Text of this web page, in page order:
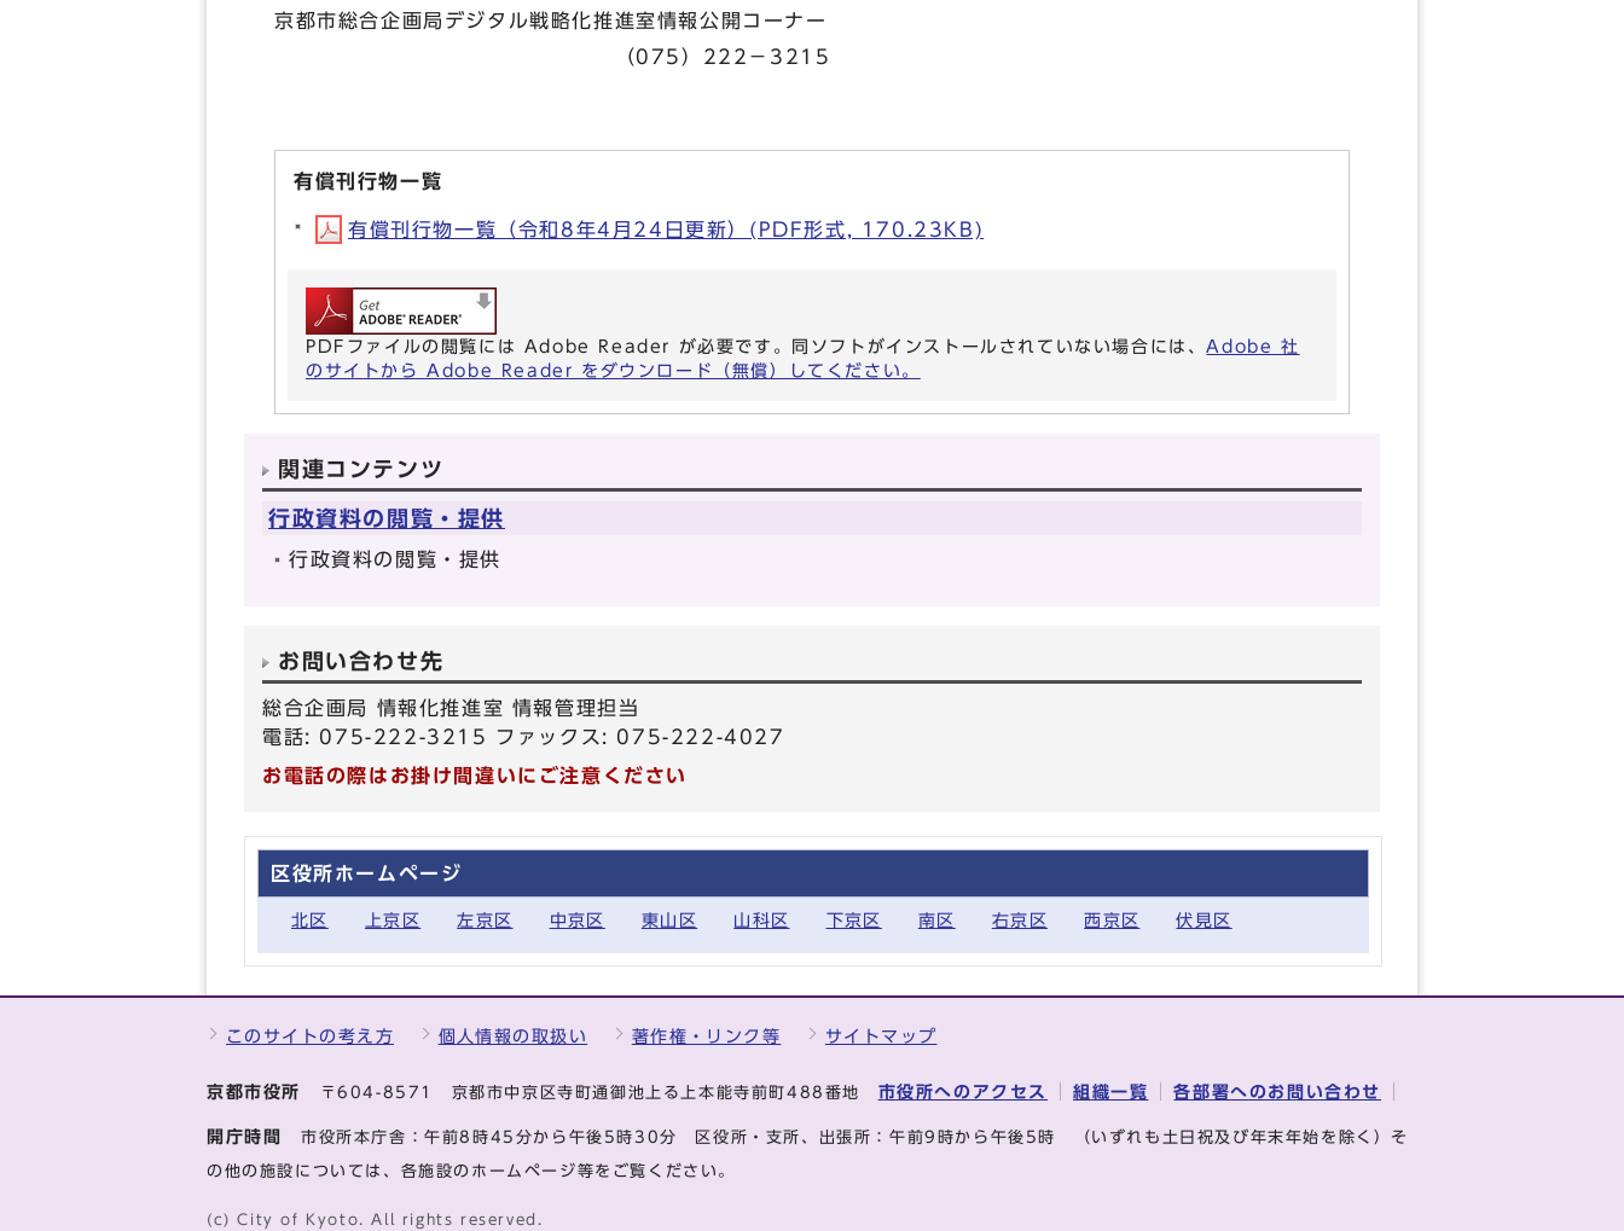
京都市総合企画局デジタル戦略化推進室情報公開コーナー
（075）222－3215
有償刊行物一覧
有償刊行物一覧（令和8年4月24日更新）(PDF形式, 170.23KB)
PDFファイルの閲覧には Adobe Reader が必要です。同ソフトがインストールされていない場合には、Adobe 社
のサイトから Adobe Reader をダウンロード（無償）してください。
関連コンテンツ
行政資料の閲覧・提供
行政資料の閲覧・提供
お問い合わせ先
総合企画局 情報化推進室 情報管理担当
電話: 075-222-3215 ファックス: 075-222-4027
お電話の際はお掛け間違いにご注意ください
区役所ホームページ
北区 上京区 左京区 中京区 東山区 山科区 下京区 南区 右京区 西京区 伏見区
このサイトの考え方 個人情報の取扱い 著作権・リンク等 サイトマップ
京都市役所 〒604-8571 京都市中京区寺町通御池上る上本能寺前町488番地 市役所へのアクセス 組織一覧 各部署へのお問い合わせ
開庁時間 市役所本庁舎：午前8時45分から午後5時30分 区役所・支所、出張所：午前9時から午後5時 （いずれも土日祝及び年末年始を除く）そ
の他の施設については、各施設のホームページ等をご覧ください。
(c) City of Kyoto. All rights reserved.